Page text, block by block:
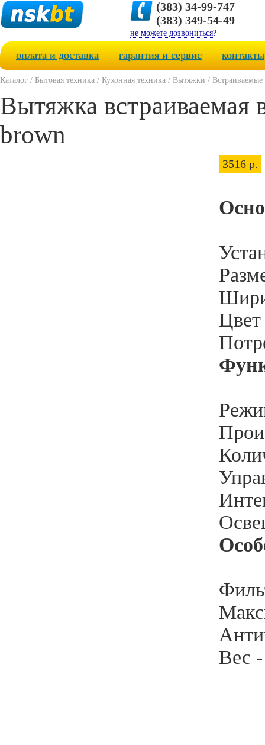
(383) 34-99-747
(383) 349-54-49
не можете дозвониться?
оплата и доставка гарантия и сервис контакты
Каталог / Бытовая техника / Кухонная техника / Вытяжки / Встраиваемые
Вытяжка
brown
3516 р.
Вес